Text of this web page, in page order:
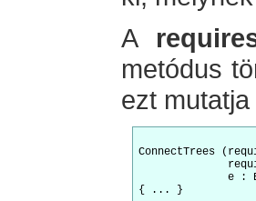
A
metódus
ezt
ConnectTrees
e :